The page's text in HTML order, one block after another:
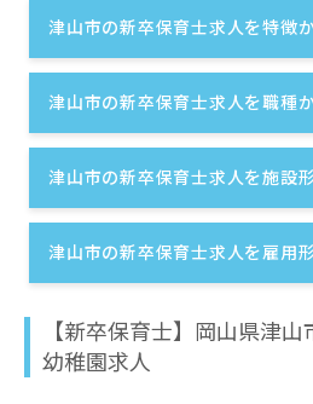
津山市の新卒保育士求人を特徴
津山市の新卒保育士求人を職種
津山市の新卒保育士求人を施設
津山市の新卒保育士求人を雇用
【新卒保育士】岡山県津
幼稚園求人